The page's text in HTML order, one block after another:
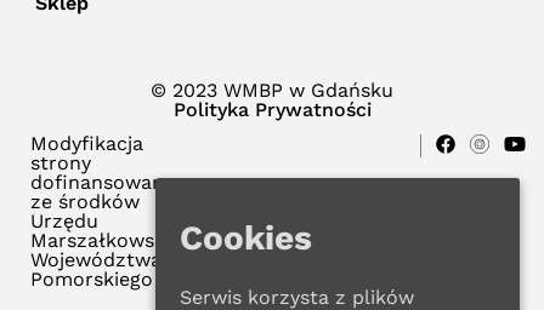
© 2023 WMBP w Gdańsku
Polityka Prywatności
Modyfikacja
strony
dofinansowana
ze środków
Urzędu
Marszałkowskiego
Województwa
Pomorskiego
Cookies
Serwis korzysta z plików